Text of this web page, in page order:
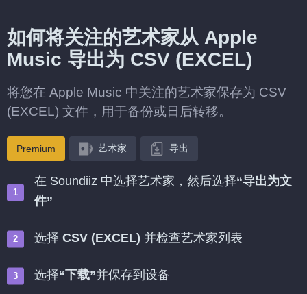
如何将关注的艺术家从 Apple
Music 导出为 CSV (EXCEL)
将您在 Apple Music 中关注的艺术家保存为 CSV
(EXCEL) 文件，用于备份或日后转移。
Premium 艺术家 导出
在 Soundiiz 中选择艺术家，然后选择“导出为文
件”
选择 CSV (EXCEL) 并检查艺术家列表
选择“下载”并保存到设备